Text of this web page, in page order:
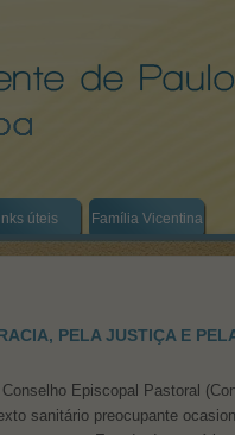
úteis Família Vicentina
PELA JUSTIÇA E
Episcopal Pastoral
sanitário preocupante